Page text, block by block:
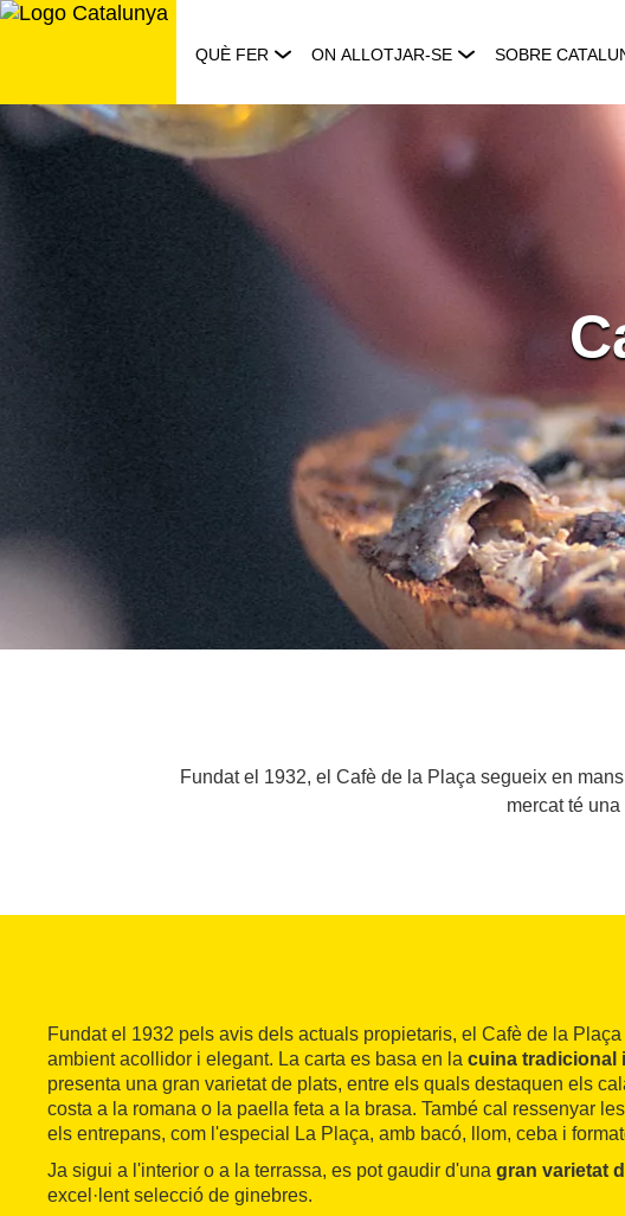
Saltar
QUÈ FER ON ALLOTJAR-SE SOBRE
Fundat el 1932, el Cafè de la Plaça segueix en
mercat té
Fundat el 1932 pels avis dels actuals propietaris, el Cafè de la
ambient acollidor i elegant. La carta es basa en la cuina tradicional
presenta una gran varietat de plats, entre els quals destaquen els
costa a la romana o la paella feta a la brasa. També cal ressenyar
els entrepans, com l'especial La Plaça, amb bacó, llom, ceba i
Ja sigui a l'interior o a la terrassa, es pot gaudir d'una gran varietat
excel·lent selecció de ginebres.